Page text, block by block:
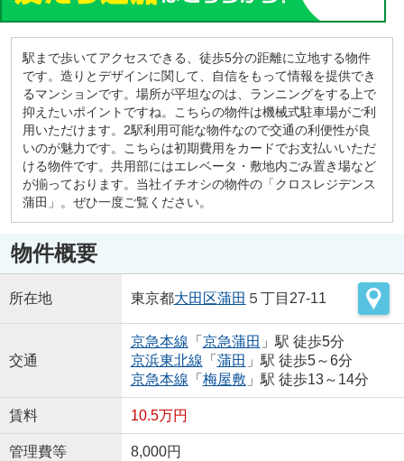
駅まで歩いてアクセスできる、徒歩5分の距離に立地する物件
です。造りとデザインに関して、自信をもって情報を提供でき
るマンションです。場所が平坦なのは、ランニングをする上で
抑えたいポイントですね。こちらの物件は機械式駐車場がご利
用いただけます。2駅利用可能な物件なので交通の利便性が良
いのが魅力です。こちらは初期費用をカードでお支払いいただ
ける物件です。共用部にはエレベータ・敷地内ごみ置き場など
が揃っております。当社イチオシの物件の「クロスレジデンス
蒲田」。ぜひ一度ご覧ください。
物件概要
所在地 東京都大田区蒲田 ５丁目27-11
交通
京急本線 「 京急蒲田 」駅 徒歩5分
京浜東北線 「 蒲田 」駅 徒歩5～6分
京急本線 「 梅屋敷 」駅 徒歩13～14分
賃料 10.5万円
管理費等 8,000円